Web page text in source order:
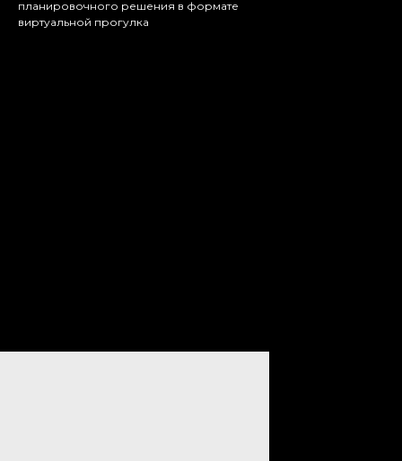
планировочного решения в формате
виртуальной прогулка